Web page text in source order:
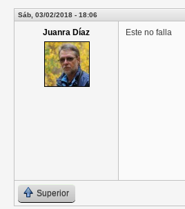
Sáb, 03/02/2018 - 18:06
Juanra Díaz Este no falla
Superior